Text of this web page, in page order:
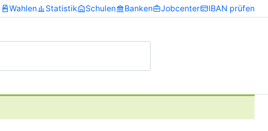
Wahlen Statistik Schulen Banken Jobcenter IBAN prüfen